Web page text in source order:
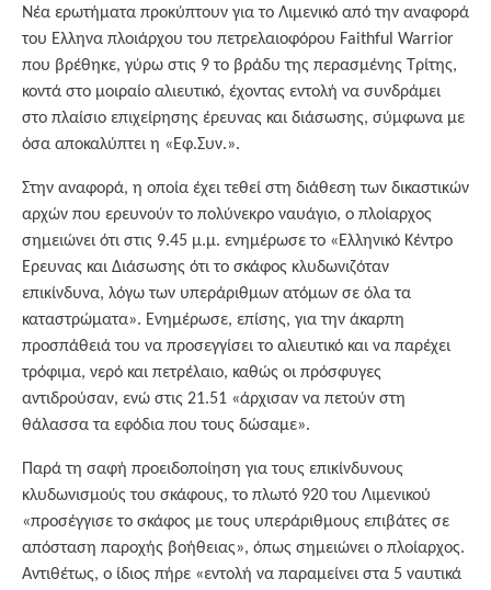
Νέα ερωτήματα προκύπτουν για το Λιμενικό από την αναφορά
του Ελληνα πλοιάρχου του πετρελαιοφόρου Faithful Warrior
που βρέθηκε, γύρω στις 9 το βράδυ της περασμένης Τρίτης,
κοντά στο μοιραίο αλιευτικό, έχοντας εντολή να συνδράμει
στο πλαίσιο επιχείρησης έρευνας και διάσωσης, σύμφωνα με
όσα αποκαλύπτει η «Εφ.Συν.».
Στην αναφορά, η οποία έχει τεθεί στη διάθεση των δικαστικών
αρχών που ερευνούν το πολύνεκρο ναυάγιο, ο πλοίαρχος
σημειώνει ότι στις 9.45 μ.μ. ενημέρωσε το «Ελληνικό Κέντρο
Ερευνας και Διάσωσης ότι το σκάφος κλυδωνιζόταν
επικίνδυνα, λόγω των υπεράριθμων ατόμων σε όλα τα
καταστρώματα». Ενημέρωσε, επίσης, για την άκαρπη
προσπάθειά του να προσεγγίσει το αλιευτικό και να παρέχει
τρόφιμα, νερό και πετρέλαιο, καθώς οι πρόσφυγες
αντιδρούσαν, ενώ στις 21.51 «άρχισαν να πετούν στη
θάλασσα τα εφόδια που τους δώσαμε».
Παρά τη σαφή προειδοποίηση για τους επικίνδυνους
κλυδωνισμούς του σκάφους, το πλωτό 920 του Λιμενικού
«προσέγγισε το σκάφος με τους υπεράριθμους επιβάτες σε
απόσταση παροχής βοήθειας», όπως σημειώνει ο πλοίαρχος.
Αντιθέτως, ο ίδιος πήρε «εντολή να παραμείνει στα 5 ναυτικά